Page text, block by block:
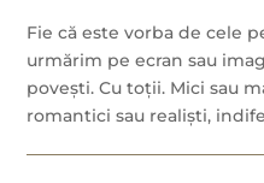
Fie că este vorba de cele
urmărim pe ecran sau
povești. Cu toții. Mici sau
romantici sau realiști,